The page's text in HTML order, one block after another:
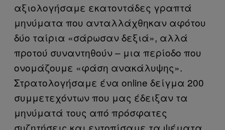
αξιολογήσαμε εκατοντάδες γραπτά
μηνύματα που ανταλλάχθηκαν αφότου
δύο ταίρια «σάρωσαν δεξιά», αλλά
προτού συναντηθούν – μια περίοδο που
ονομάζουμε «φάση ανακάλυψης».
Στρατολογήσαμε ένα online δείγμα 200
συμμετεχόντων που μας έδειξαν τα
μηνύματά τους από πρόσφατες
συζητήσεις και εντοπίσαμε τα ψέματα,